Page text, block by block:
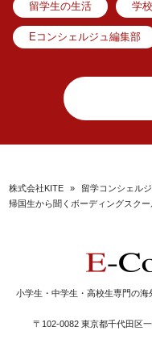
留学生の生活 学
Eコンシェルジュ編集部
株式会社KITE » 留学コンシェルジ
帰国生から聞くボーディングスク
小学生・中学生・高校生専門の海
〒102-0082 東京都千代田区